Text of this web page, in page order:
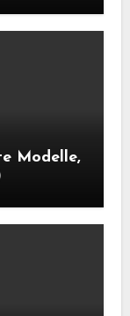
Modelle,